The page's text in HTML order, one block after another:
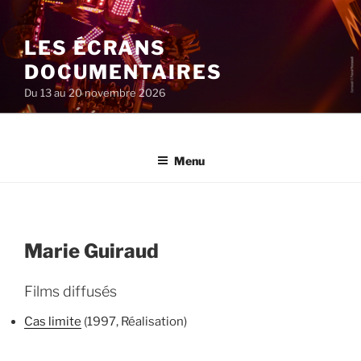
au
contenu
principal
LES ÉCRANS
DOCUMENTAIRES
Du 13 au 20 novembre 2026
Menu
Marie Guiraud
Films diffusés
Cas limite (1997, Réalisation)